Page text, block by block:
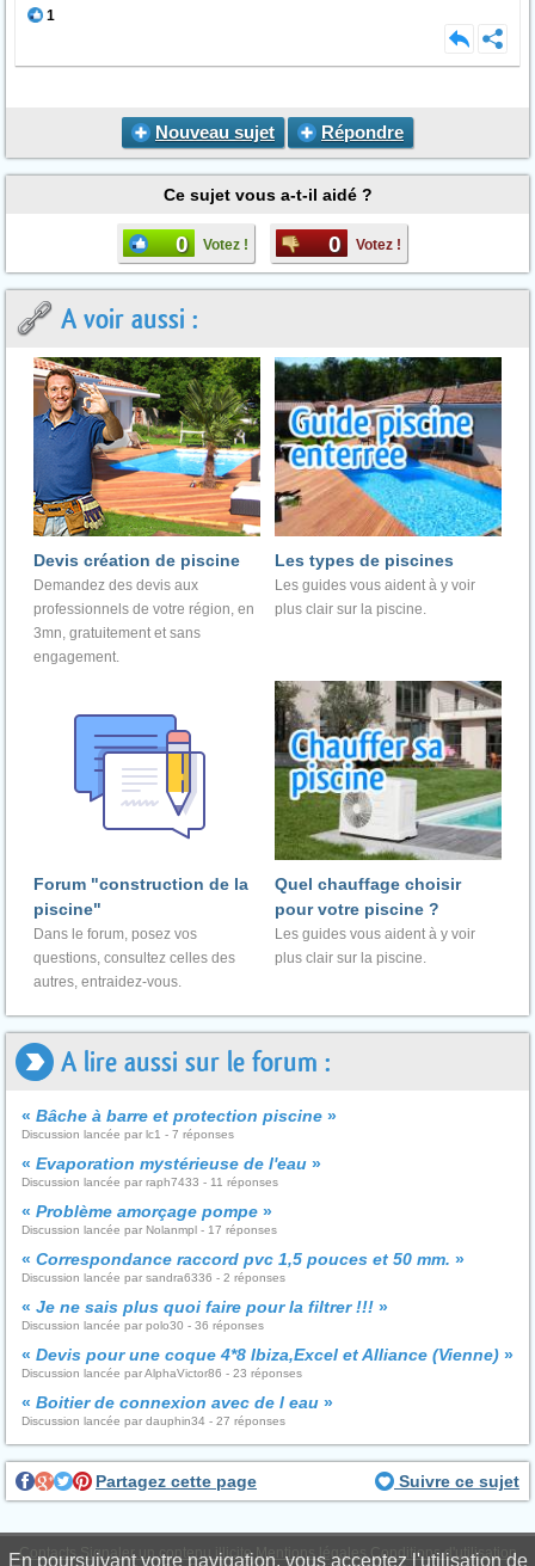
1
Nouveau sujet Répondre
Ce sujet vous a-t-il aidé ?
0 Votez ! 0 Votez !
A voir aussi :
Devis création de piscine
Demandez des devis aux
professionnels de votre région, en
3mn, gratuitement et sans
engagement.
Les types de piscines
Les guides vous aident à y voir
plus clair sur la piscine.
Forum "construction de la
piscine"
Dans le forum, posez vos
questions, consultez celles des
autres, entraidez-vous.
Quel chauffage choisir
pour votre piscine ?
Les guides vous aident à y voir
plus clair sur la piscine.
A lire aussi sur le forum :
« Bâche à barre et protection piscine »
Discussion lancée par lc1 - 7 réponses
« Evaporation mystérieuse de l'eau »
Discussion lancée par raph7433 - 11 réponses
« Problème amorçage pompe »
Discussion lancée par Nolanmpl - 17 réponses
« Correspondance raccord pvc 1,5 pouces et 50 mm. »
Discussion lancée par sandra6336 - 2 réponses
« Je ne sais plus quoi faire pour la filtrer !!! »
Discussion lancée par polo30 - 36 réponses
« Devis pour une coque 4*8 Ibiza,Excel et Alliance (Vienne) »
Discussion lancée par AlphaVictor86 - 23 réponses
« Boitier de connexion avec de l eau »
Discussion lancée par dauphin34 - 27 réponses
Partagez cette page Suivre ce sujet
Contacts Signaler un contenu illicite Mentions légales Conditions d'utilisation
En poursuivant votre navigation, vous acceptez l'utilisation de